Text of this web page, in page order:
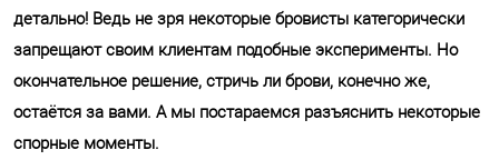
детально! Ведь не зря некоторые бровисты категорически
запрещают своим клиентам подобные эксперименты. Но
окончательное решение, стричь ли брови, конечно же,
остаётся за вами. А мы постараемся разъяснить некоторые
спорные моменты.